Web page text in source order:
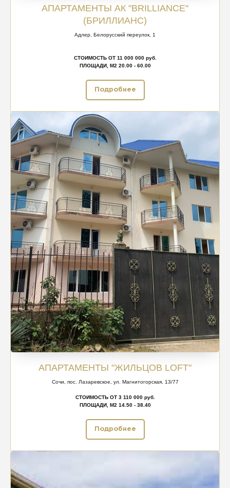
АПАРТАМЕНТЫ АК "BRILLIANCE"
(БРИЛЛИАНС)
Адлер, Белорусский переулок, 1
СТОИМОСТЬ ОТ 11 000 000 руб.
ПЛОЩАДИ, М2 20.00 - 60.00
Подробнее
АПАРТАМЕНТЫ "ЖИЛЬЦОВ LOFT"
Сочи, пос. Лазаревское, ул. Магнитогорская, 13/77
СТОИМОСТЬ ОТ 3 110 000 руб.
ПЛОЩАДИ, М2 14.50 - 38.40
Подробнее